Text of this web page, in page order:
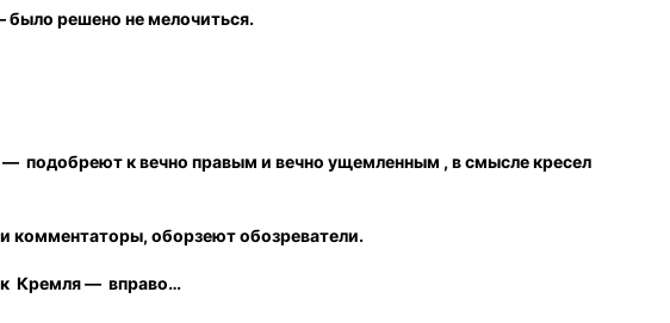
было решено не мелочиться.
подобреют к вечно правым и вечно ущемленным , в смысле кресел
комментаторы, оборзеют обозреватели.
Кремля — вправо…